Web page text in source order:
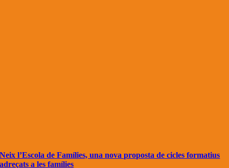
Neix l’Escola de Famílies, una nova proposta de cicles formatius
adreçats a les famílies